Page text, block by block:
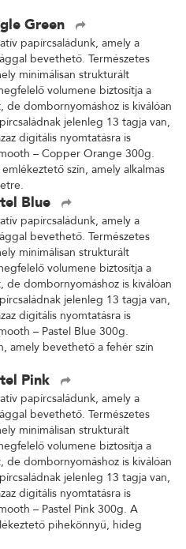
Green
papírcsaládunk, amely a
bevethető. Természetes
minimálisan strukturált
volumene biztosítja a
dombornyomáshoz is kiválóan
jelenleg 13 tagja van,
digitális nyomtatásra is
– Copper Orange 300g.
szín, amely alkalmas
Blue
papírcsaládunk, amely a
bevethető. Természetes
minimálisan strukturált
volumene biztosítja a
dombornyomáshoz is kiválóan
jelenleg 13 tagja van,
digitális nyomtatásra is
– Pastel Blue 300g.
amely bevethető a fehér szín
Pink
papírcsaládunk, amely a
bevethető. Természetes
minimálisan strukturált
volumene biztosítja a
dombornyomáshoz is kiválóan
jelenleg 13 tagja van,
digitális nyomtatásra is
– Pastel Pink 300g. A
pihekönnyű, hideg